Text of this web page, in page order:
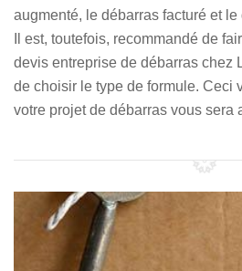
augmenté, le débarras facturé et
Il est, toutefois, recommandé de
devis entreprise de débarras chez
de choisir le type de formule. Ceci
votre projet de débarras vous sera